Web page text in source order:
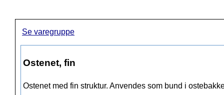
Se varegruppe
Ostenet, fin
Ostenet med fin struktur. Anvendes som bund i